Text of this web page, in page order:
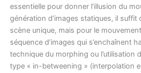
essentielle pour donner l’illusion du
génération d’images statiques, il suffit
scène unique, mais pour le
séquence d’images qui s’enchaînent
technique du morphing ou l’utilisation
type « in-betweening » (interpolation